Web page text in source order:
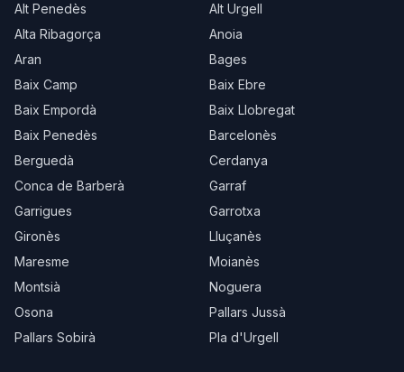
Alt Penedès
Alt Urgell
Alta Ribagorça
Anoia
Aran
Bages
Baix Camp
Baix Ebre
Baix Empordà
Baix Llobregat
Baix Penedès
Barcelonès
Berguedà
Cerdanya
Conca de Barberà
Garraf
Garrigues
Garrotxa
Gironès
Lluçanès
Maresme
Moianès
Montsià
Noguera
Osona
Pallars Jussà
Pallars Sobirà
Pla d'Urgell